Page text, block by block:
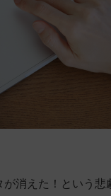
消えた！という